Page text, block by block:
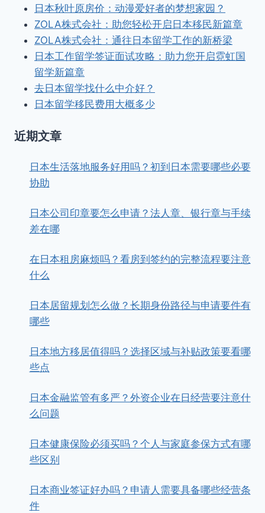
日本秋叶原房价：动漫爱好者的梦想家园？
ZOLA株式会社：助您轻松开启日本移民新篇章
ZOLA株式会社：通往日本留学工作的新桥梁
日本工作留学签证面试攻略：助力您开启霓虹国
留学新篇章
去日本留学找什么中介好？
日本留学移民费用大概多少
近期文章
日本生活落地服务好用吗？初到日本需要哪些必要
协助
日本公司印章要怎么申请？法人章、银行章与手续
差在哪
在日本租房麻烦吗？看房到签约的完整流程要注意
什么
日本居留规划怎么做？长期身份路径与申请要件有
哪些
日本地方移居值得吗？选择区域与补贴政策要看哪
些点
日本金融监管有多严？外资企业在日经营要注意什
么问题
日本健康保险必须买吗？个人与家庭参保方式有哪
些区别
日本商业签证好办吗？申请人需要具备哪些经营条
件